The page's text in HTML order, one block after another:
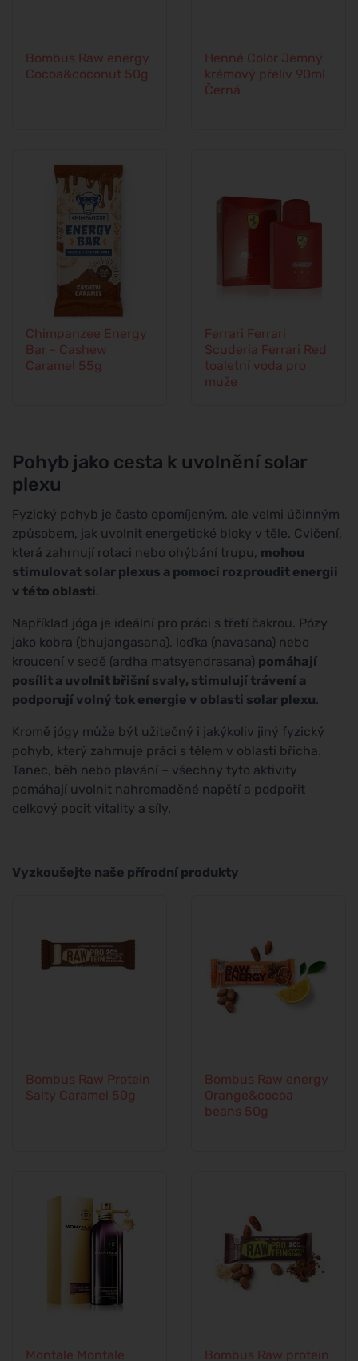
Bombus Raw energy
Cocoa&coconut 50g
Henné Color Jemný
krémový přeliv 90ml
Černá
Chimpanzee Energy
Bar - Cashew
Caramel 55g
Ferrari Ferrari
Scuderia Ferrari Red
toaletní voda pro
muže
Pohyb jako cesta k uvolnění solar
plexu
Fyzický pohyb je často opomíjeným, ale velmi účinným
způsobem, jak uvolnit energetické bloky v těle. Cvičení,
která zahrnují rotaci nebo ohýbání trupu, mohou
stimulovat solar plexus a pomoci rozproudit energii
v této oblasti.
Například jóga je ideální pro práci s třetí čakrou. Pózy
jako kobra (bhujangasana), loďka (navasana) nebo
kroucení v sedě (ardha matsyendrasana) pomáhají
posílit a uvolnit břišní svaly, stimulují trávení a
podporují volný tok energie v oblasti solar plexu.
Kromě jógy může být užitečný i jakýkoliv jiný fyzický
pohyb, který zahrnuje práci s tělem v oblasti břicha.
Tanec, běh nebo plavání – všechny tyto aktivity
pomáhají uvolnit nahromaděné napětí a podpořit
celkový pocit vitality a síly.
Vyzkoušejte naše přírodní produkty
Bombus Raw Protein
Salty Caramel 50g
Bombus Raw energy
Orange&cocoa
beans 50g
Montale Montale Bombus Raw protein